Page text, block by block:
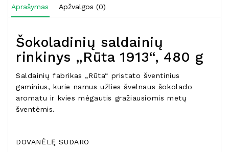
Aprašymas Apžvalgos (0)
Šokoladinių saldainių
rinkinys „Rūta 1913“, 480 g
Saldainių fabrikas „Rūta“ pristato šventinius
gaminius, kurie namus užlies švelnaus šokolado
aromatu ir kvies mėgautis gražiausiomis metų
šventėmis.
DOVANĖLĘ SUDARO